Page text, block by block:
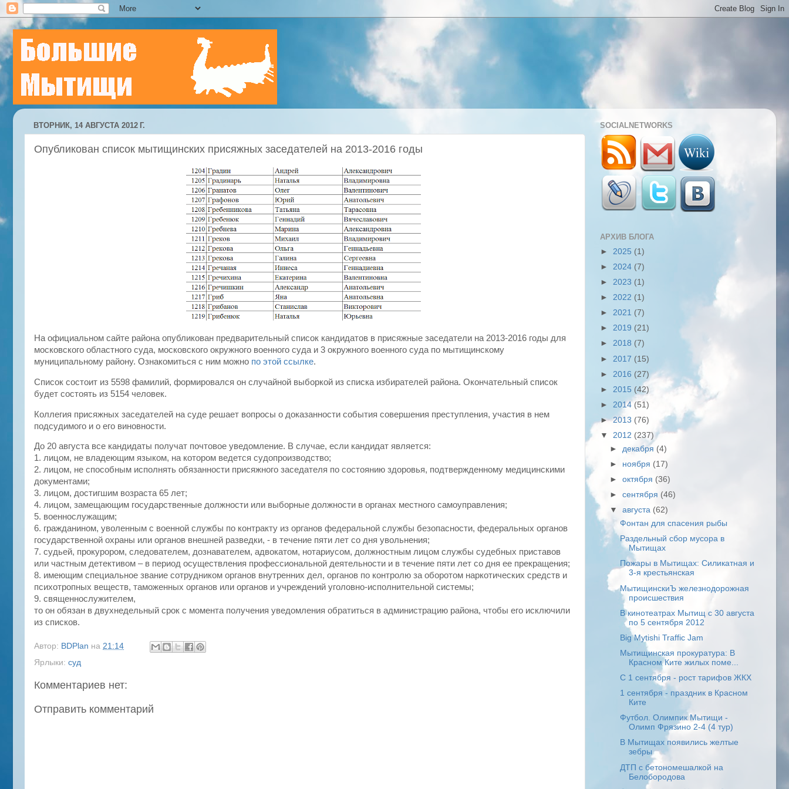
ВТОРНИК, 14 АВГУСТА 2012 Г.
Опубликован список мытищинских присяжных заседателей на 2013-2016 годы
На официальном сайте района опубликован предварительный список кандидатов в присяжные заседатели на 2013-2016 годы для
московского областного суда, московского окружного военного суда и 3 окружного военного суда по мытищинскому
муниципальному району. Ознакомиться с ним можно по этой ссылке.
Список состоит из 5598 фамилий, формировался он случайной выборкой из списка избирателей района. Окончательный список
будет состоять из 5154 человек.
Коллегия присяжных заседателей на суде решает вопросы о доказанности события совершения преступления, участия в нем
подсудимого и о его виновности.
До 20 августа все кандидаты получат почтовое уведомление. В случае, если кандидат является:
1. лицом, не владеющим языком, на котором ведется судопроизводство;
2. лицом, не способным исполнять обязанности присяжного заседателя по состоянию здоровья, подтвержденному медицинскими
документами;
3. лицом, достигшим возраста 65 лет;
4. лицом, замещающим государственные должности или выборные должности в органах местного самоуправления;
5. военнослужащим;
6. гражданином, уволенным с военной службы по контракту из органов федеральной службы безопасности, федеральных органов
государственной охраны или органов внешней разведки, - в течение пяти лет со дня увольнения;
7. судьей, прокурором, следователем, дознавателем, адвокатом, нотариусом, должностным лицом службы судебных приставов
или частным детективом – в период осуществления профессиональной деятельности и в течение пяти лет со дня ее прекращения;
8. имеющим специальное звание сотрудником органов внутренних дел, органов по контролю за оборотом наркотических средств и
психотропных веществ, таможенных органов или органов и учреждений уголовно-исполнительной системы;
9. священнослужителем,
то он обязан в двухнедельный срок с момента получения уведомления обратиться в администрацию района, чтобы его исключили
из списков.
Автор: BDPlan на 21:14
Ярлыки: суд
Комментариев нет:
Отправить комментарий
SOCIALNETWORKS
АРХИВ БЛОГА
► 2025 (1)
► 2024 (7)
► 2023 (1)
► 2022 (1)
► 2021 (7)
► 2019 (21)
► 2018 (7)
► 2017 (15)
► 2016 (27)
► 2015 (42)
► 2014 (51)
►2013 (76)
▼ 2012 (237)
► декабря (4)
► ноября (17)
►октября (36)
►сентября (46)
▼августа (62)
Фонтан для спасения рыбы
Раздельный сбор мусора в
Мытищах
Пожары в Мытищах: Силикатная и
3-я крестьянская
МытищинскиЪ железнодорожная
происшествия
В кинотеатрах Мытищ с 30 августа
по 5 сентября 2012
Big Mytishi Traffic Jam
Мытищинская прокуратура: В
Красном Ките жилых поме...
C 1 сентября - рост тарифов ЖКХ
1 сентября - праздник в Красном
Ките
Футбол. Олимпик Мытищи -
Олимп Фрязино 2-4 (4 тур)
В Мытищах появились желтые
зебры
ДТП с бетономешалкой на
Белобородова